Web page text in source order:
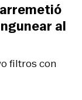
filtros con
arremetió
al